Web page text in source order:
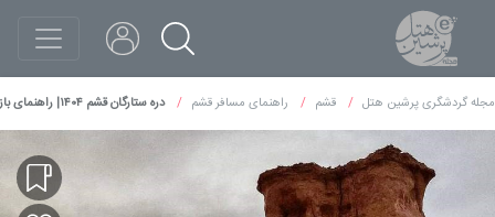
مجله گردشگری پرشین هتل قشم راهنمای مسافر قشم دره ستارگان قشم ۱۴۰۴| راهنمای بازدید، هزینه، زمان و نکات ضروری